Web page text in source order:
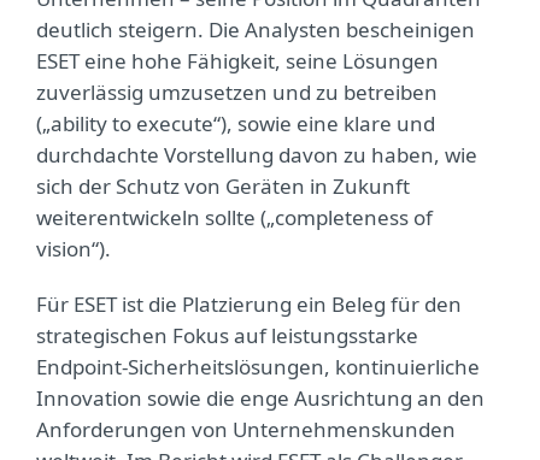
deutlich steigern. Die Analysten bescheinigen
ESET eine hohe Fähigkeit, seine Lösungen
zuverlässig umzusetzen und zu betreiben
(„ability to execute“), sowie eine klare und
durchdachte Vorstellung davon zu haben, wie
sich der Schutz von Geräten in Zukunft
weiterentwickeln sollte („completeness of
vision“).
Für ESET ist die Platzierung ein Beleg für den
strategischen Fokus auf leistungsstarke
Endpoint-Sicherheitslösungen, kontinuierliche
Innovation sowie die enge Ausrichtung an den
Anforderungen von Unternehmenskunden